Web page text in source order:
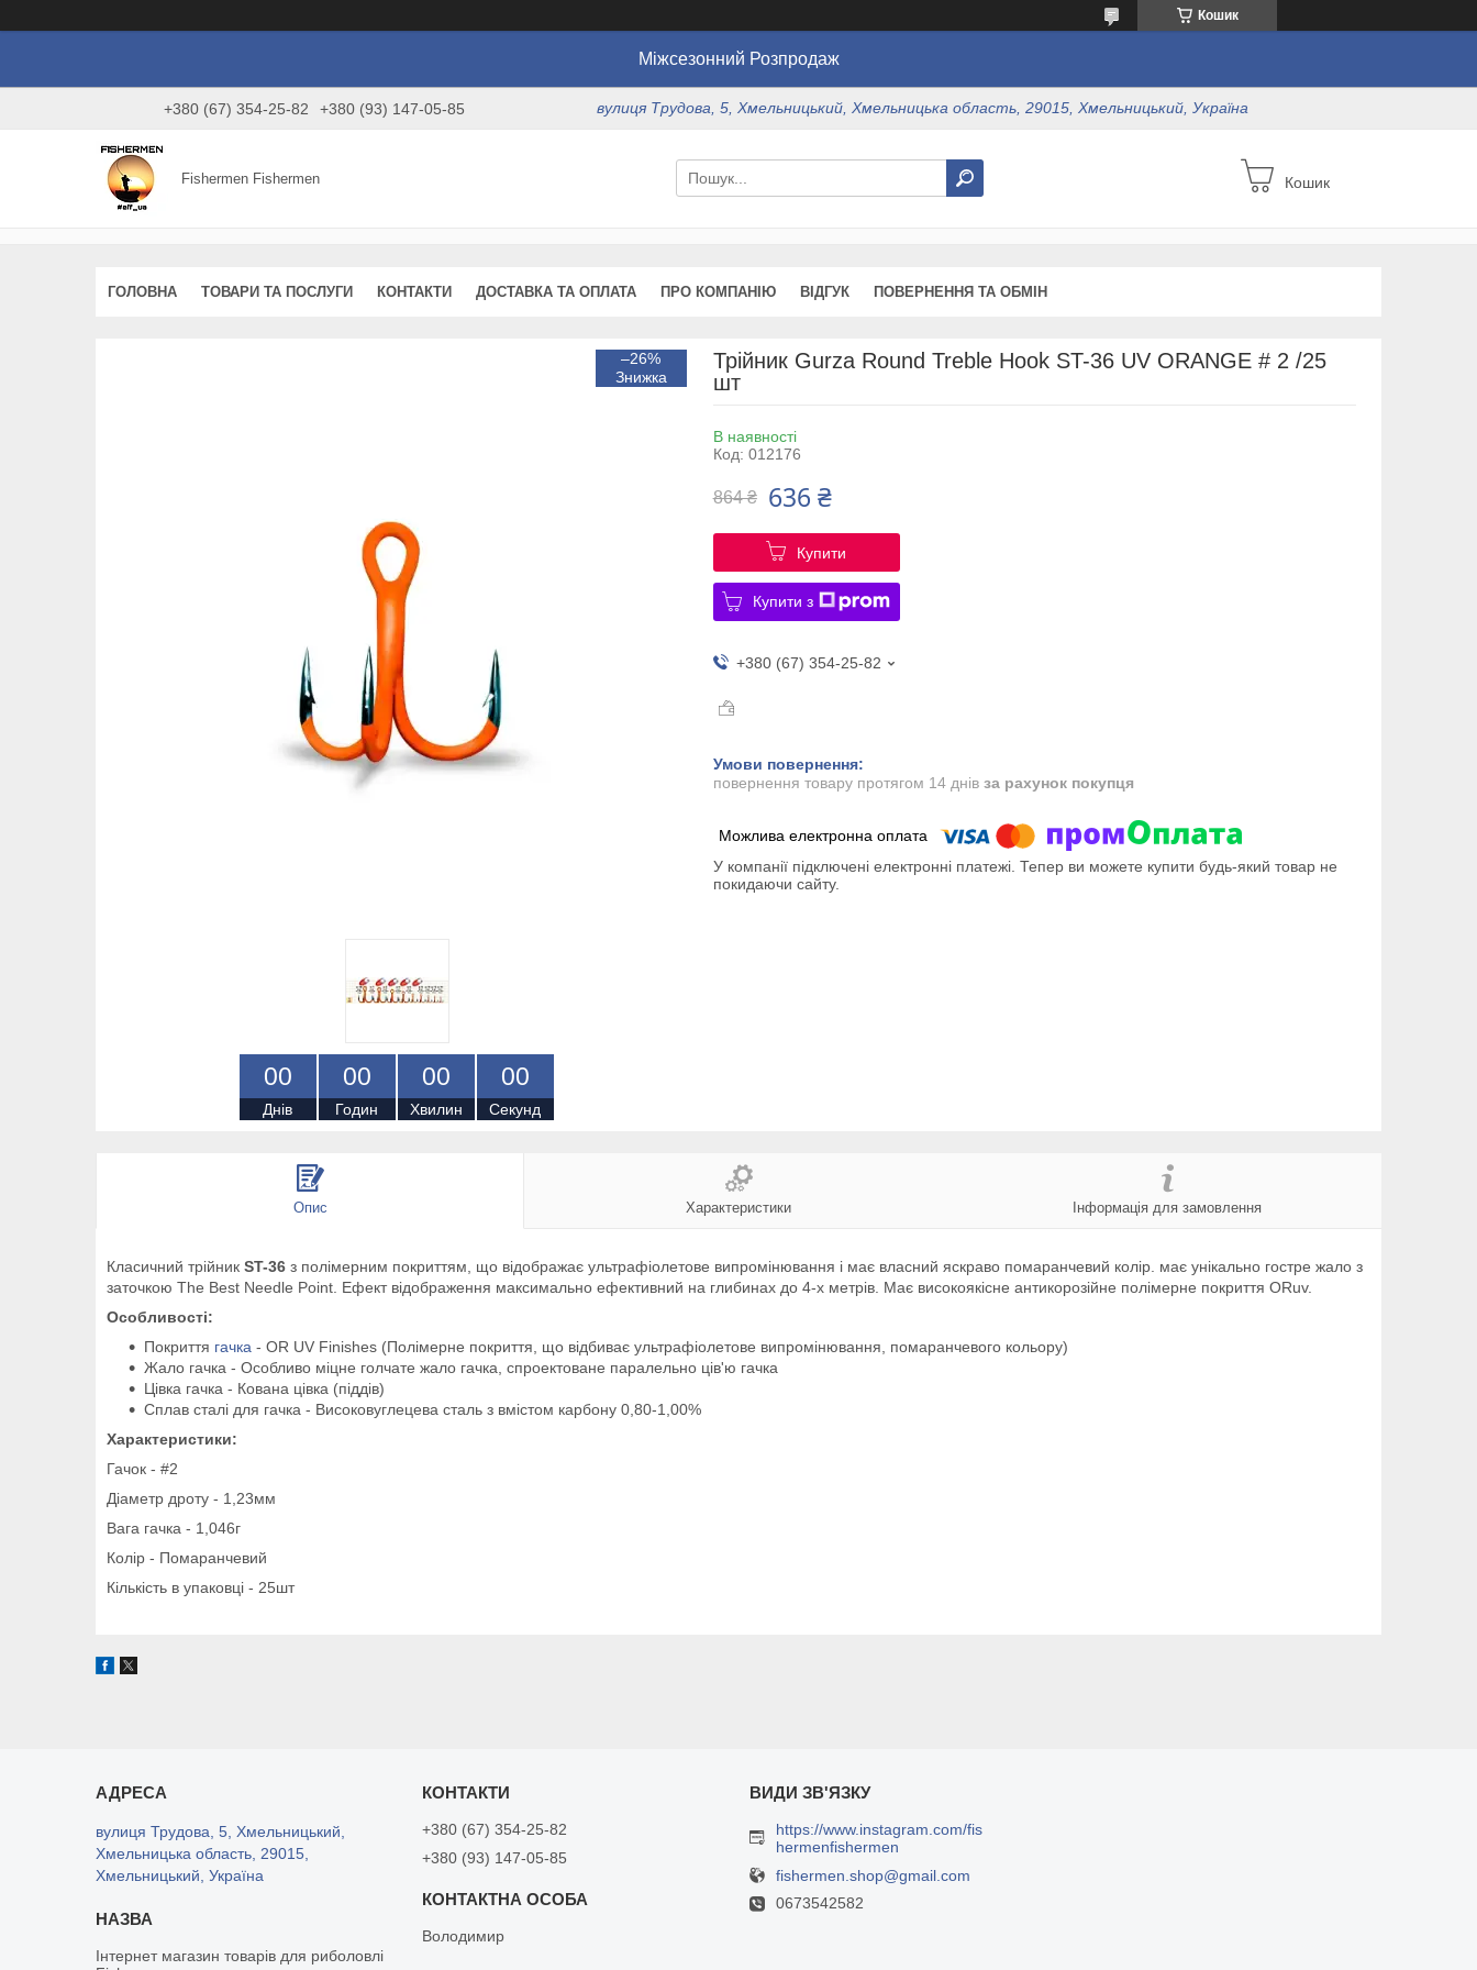
Кошик
Міжсезонний Розпродаж
+380 (67) 354-25-82 +380 (93) 147-05-85 вулиця Трудова, 5, Хмельницький, Хмельницька область, 29015, Хмельницький, Україна
Fishermen Fishermen Кошик
ГОЛОВНА ТОВАРИ ТА ПОСЛУГИ КОНТАКТИ ДОСТАВКА ТА ОПЛАТА ПРО КОМПАНІЮ ВІДГУК ПОВЕРНЕННЯ ТА ОБМІН
–26%
00
Днів
00
Годин
00
Хвилин
00
Секунд
Трійник Gurza Round Treble Hook ST-36 UV ORANGE # 2 /25
шт
В наявності
Код: 012176
864 ₴ 636 ₴
Купити
Купити з
+380 (67) 354-25-82
повернення товару протягом 14 днів за рахунок покупця
У компанії підключені електронні платежі. Тепер ви можете купити будь-який товар не
покидаючи сайту.
Опис Характеристики Інформація для замовлення
Класичний трійник ST-36 з полімерним покриттям, що відображає ультрафіолетове випромінювання і має власний яскраво помаранчевий колір. має унікально гостре жало з
заточкою The Best Needle Point. Ефект відображення максимально ефективний на глибинах до 4-х метрів. Має високоякісне антикорозійне полімерне покриття ORuv.
Особливості:
Покриття гачка - OR UV Finishes (Полімерне покриття, що відбиває ультрафіолетове випромінювання, помаранчевого кольору)
Жало гачка - Особливо міцне голчате жало гачка, спроектоване паралельно ців'ю гачка
Цівка гачка - Кована цівка (піддів)
Сплав сталі для гачка - Високовуглецева сталь з вмістом карбону 0,80-1,00%
Характеристики:
Гачок - #2
Діаметр дроту - 1,23мм
Вага гачка - 1,046г
Колір - Помаранчевий
Кількість в упаковці - 25шт
вулиця Трудова, 5, Хмельницький,
Хмельницька область, 29015,
Хмельницький, Україна
Інтернет магазин товарів для риболовлі
+380 (67) 354-25-82
+380 (93) 147-05-85
Володимир
https://www.instagram.com/fis
hermenfishermen
fishermen.shop@gmail.com
0673542582